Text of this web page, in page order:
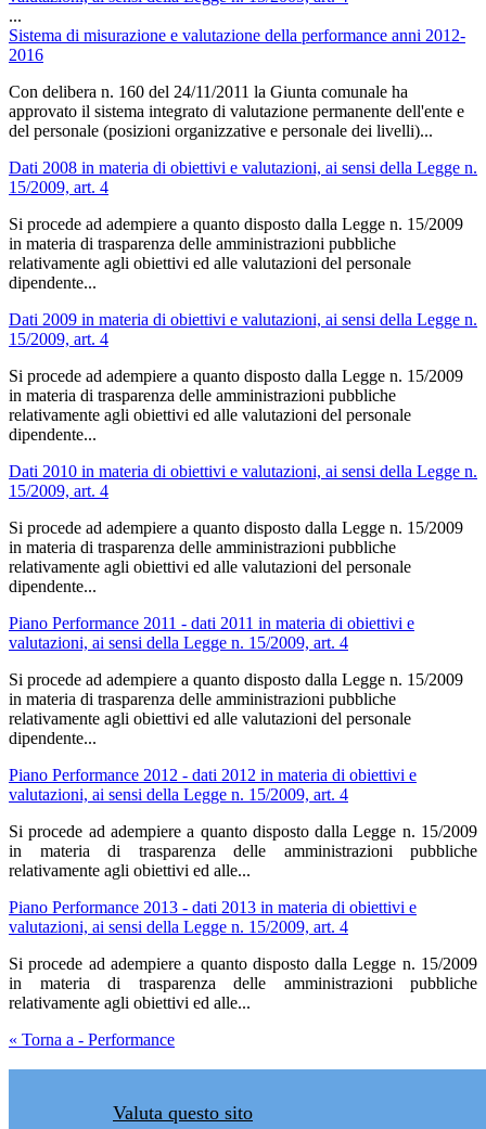
...
Sistema di misurazione e valutazione della performance anni 2012-
2016
Con delibera n. 160 del 24/11/2011 la Giunta comunale ha
approvato il sistema integrato di valutazione permanente dell'ente e
del personale (posizioni organizzative e personale dei livelli)...
Dati 2008 in materia di obiettivi e valutazioni, ai sensi della Legge n.
15/2009, art. 4
Si procede ad adempiere a quanto disposto dalla Legge n. 15/2009
in materia di trasparenza delle amministrazioni pubbliche
relativamente agli obiettivi ed alle valutazioni del personale
dipendente...
Dati 2009 in materia di obiettivi e valutazioni, ai sensi della Legge n.
15/2009, art. 4
Si procede ad adempiere a quanto disposto dalla Legge n. 15/2009
in materia di trasparenza delle amministrazioni pubbliche
relativamente agli obiettivi ed alle valutazioni del personale
dipendente...
Dati 2010 in materia di obiettivi e valutazioni, ai sensi della Legge n.
15/2009, art. 4
Si procede ad adempiere a quanto disposto dalla Legge n. 15/2009
in materia di trasparenza delle amministrazioni pubbliche
relativamente agli obiettivi ed alle valutazioni del personale
dipendente...
Piano Performance 2011 - dati 2011 in materia di obiettivi e
valutazioni, ai sensi della Legge n. 15/2009, art. 4
Si procede ad adempiere a quanto disposto dalla Legge n. 15/2009
in materia di trasparenza delle amministrazioni pubbliche
relativamente agli obiettivi ed alle valutazioni del personale
dipendente...
Piano Performance 2012 - dati 2012 in materia di obiettivi e
valutazioni, ai sensi della Legge n. 15/2009, art. 4
Si procede ad adempiere a quanto disposto dalla Legge n. 15/2009
in materia di trasparenza delle amministrazioni pubbliche
relativamente agli obiettivi ed alle...
Piano Performance 2013 - dati 2013 in materia di obiettivi e
valutazioni, ai sensi della Legge n. 15/2009, art. 4
Si procede ad adempiere a quanto disposto dalla Legge n. 15/2009
in materia di trasparenza delle amministrazioni pubbliche
relativamente agli obiettivi ed alle...
« Torna a - Performance
Valuta questo sito